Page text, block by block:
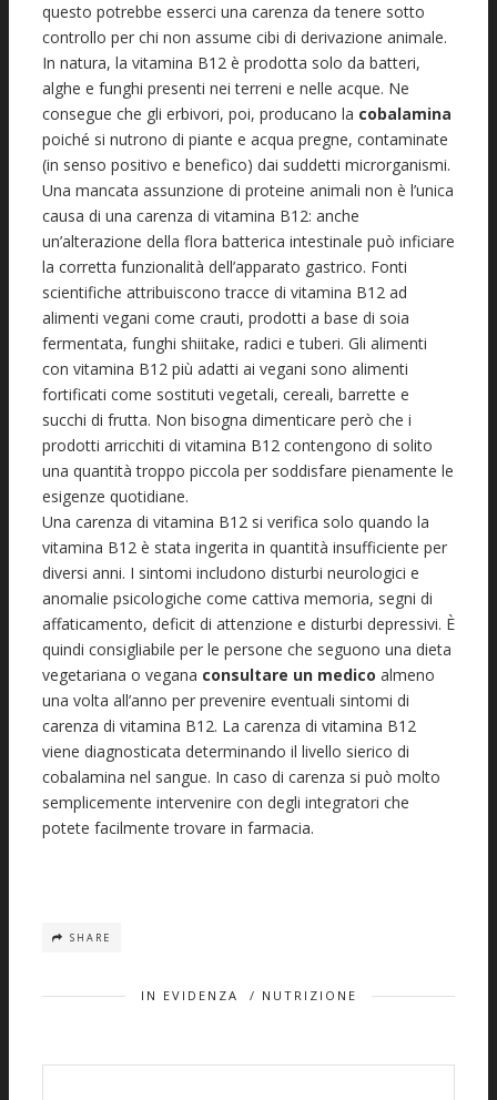
questo potrebbe esserci una carenza da tenere sotto
controllo per chi non assume cibi di derivazione animale.
In natura, la vitamina B12 è prodotta solo da batteri,
alghe e funghi presenti nei terreni e nelle acque. Ne
consegue che gli erbivori, poi, producano la cobalamina
poiché si nutrono di piante e acqua pregne, contaminate
(in senso positivo e benefico) dai suddetti microrganismi.
Una mancata assunzione di proteine animali non è l’unica
causa di una carenza di vitamina B12: anche
un’alterazione della flora batterica intestinale può inficiare
la corretta funzionalità dell’apparato gastrico. Fonti
scientifiche attribuiscono tracce di vitamina B12 ad
alimenti vegani come crauti, prodotti a base di soia
fermentata, funghi shiitake, radici e tuberi. Gli alimenti
con vitamina B12 più adatti ai vegani sono alimenti
fortificati come sostituti vegetali, cereali, barrette e
succhi di frutta. Non bisogna dimenticare però che i
prodotti arricchiti di vitamina B12 contengono di solito
una quantità troppo piccola per soddisfare pienamente le
esigenze quotidiane.
Una carenza di vitamina B12 si verifica solo quando la
vitamina B12 è stata ingerita in quantità insufficiente per
diversi anni. I sintomi includono disturbi neurologici e
anomalie psicologiche come cattiva memoria, segni di
affaticamento, deficit di attenzione e disturbi depressivi. È
quindi consigliabile per le persone che seguono una dieta
vegetariana o vegana consultare un medico almeno
una volta all’anno per prevenire eventuali sintomi di
carenza di vitamina B12. La carenza di vitamina B12
viene diagnosticata determinando il livello sierico di
cobalamina nel sangue. In caso di carenza si può molto
semplicemente intervenire con degli integratori che
potete facilmente trovare in farmacia.
SHARE
IN EVIDENZA / NUTRIZIONE